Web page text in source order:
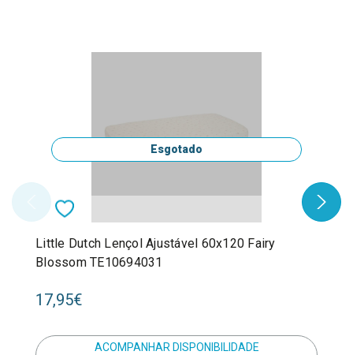
Esgotado
Little Dutch Lençol Ajustável 60x120 Fairy
Blossom TE10694031
17,95€
ACOMPANHAR DISPONIBILIDADE